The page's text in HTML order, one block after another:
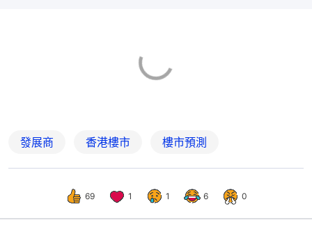
發展商 香港樓市 樓市預測
69 1 1 6 0